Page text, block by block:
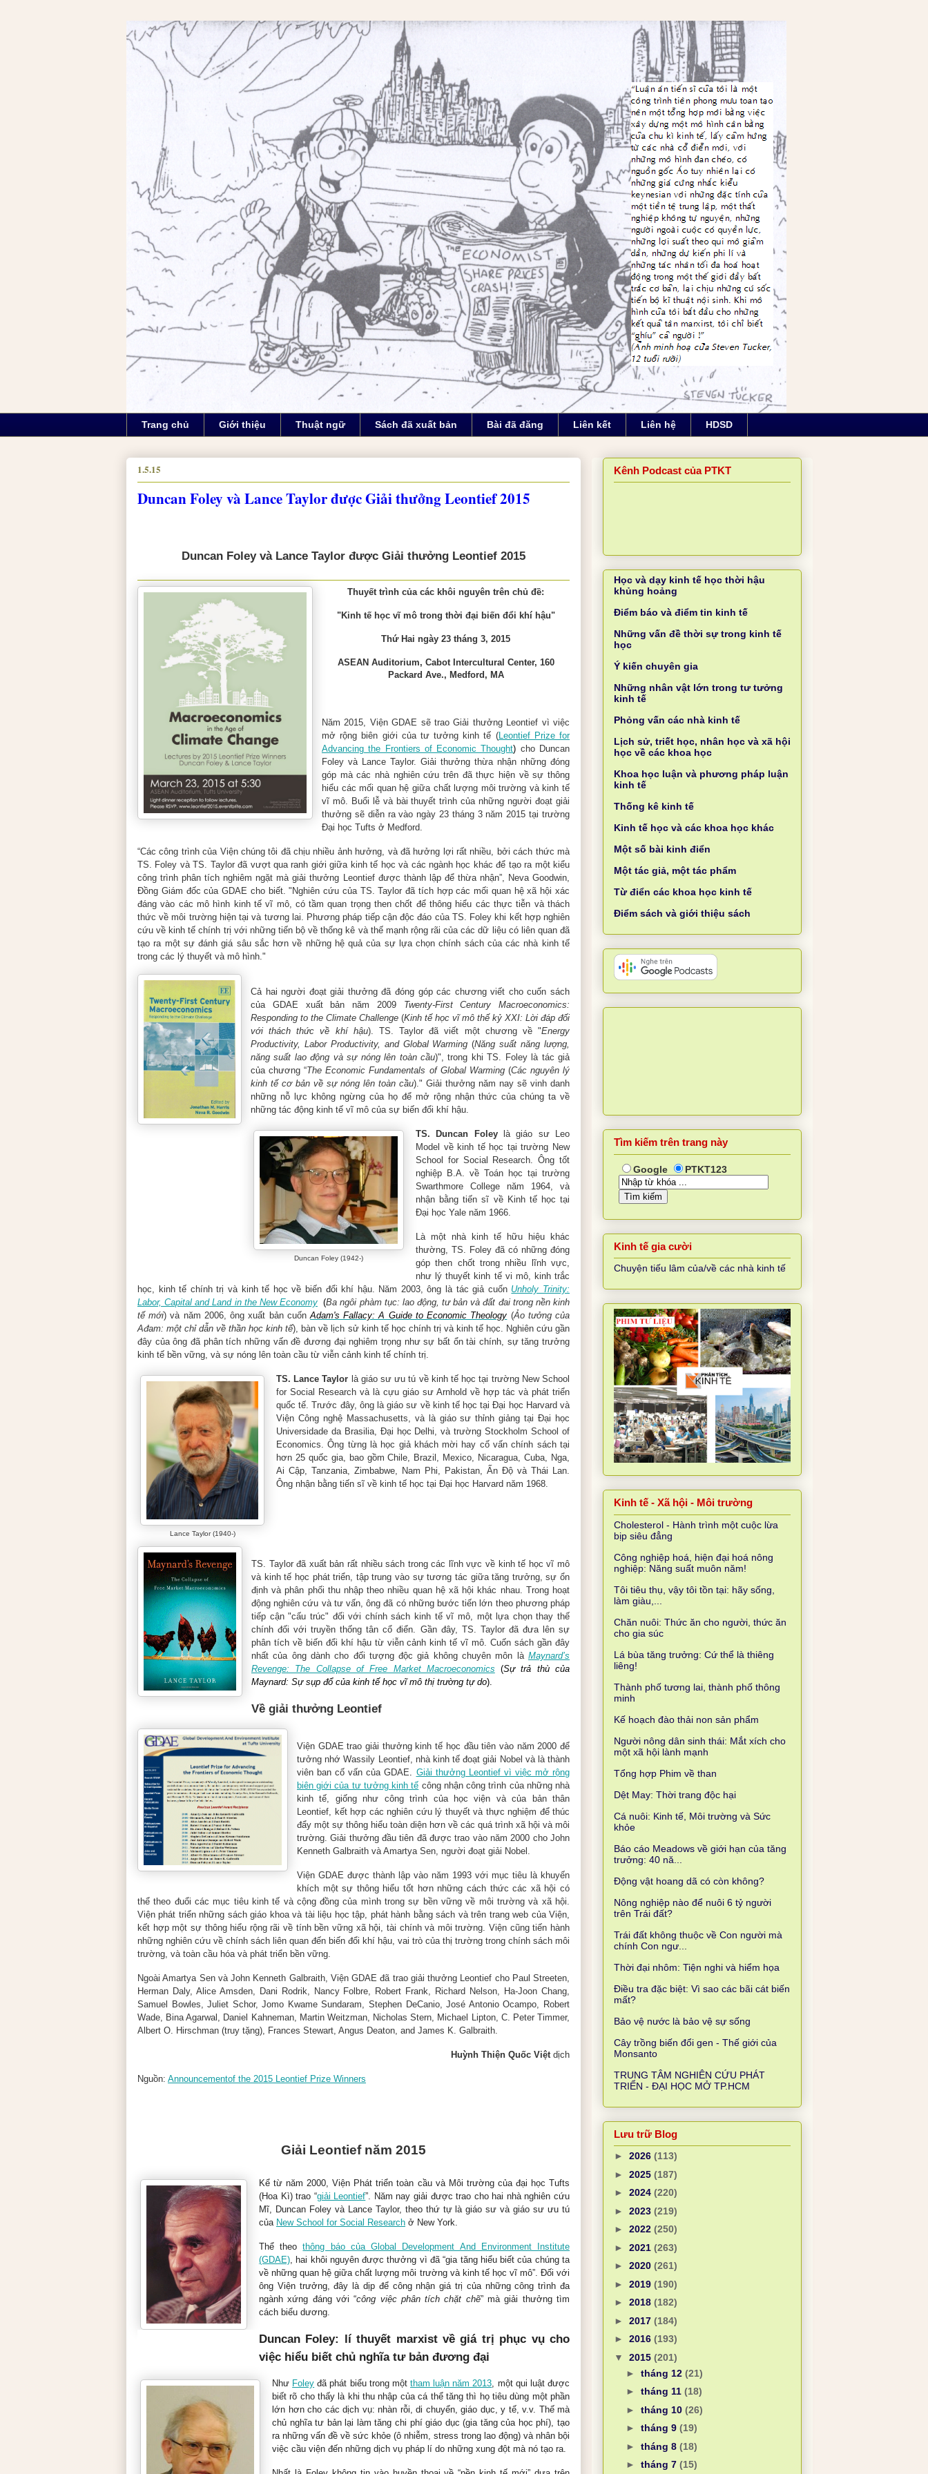
Trang chủ Giới thiệu Thuật ngữ Sách đã xuất bản Bài đã đăng Liên kết Liên hệ HDSD
1.5.15
Duncan Foley và Lance Taylor được Giải thưởng Leontief 2015
Duncan Foley và Lance Taylor được Giải thưởng Leontief 2015
Thuyết trình của các khôi nguyên trên chủ đề:
"Kinh tế học vĩ mô trong thời đại biến đổi khí hậu"
Thứ Hai ngày 23 tháng 3, 2015
ASEAN Auditorium, Cabot Intercultural Center, 160
Packard Ave., Medford, MA
Năm 2015, Viện GDAE sẽ trao Giải thưởng Leontief vì việc
mở rộng biên giới của tư tưởng kinh tế (Leontief Prize for
Advancing the Frontiers of Economic Thought) cho Duncan
Foley và Lance Taylor. Giải thưởng thừa nhận những đóng
góp mà các nhà nghiên cứu trên đã thực hiện về sự thông
hiểu các mối quan hệ giữa chất lượng môi trường và kinh tế
vĩ mô. Buổi lễ và bài thuyết trình của những người đoạt giải
thưởng sẽ diễn ra vào ngày 23 tháng 3 năm 2015 tại trường
Đại học Tufts ở Medford.
“Các công trình của Viện chúng tôi đã chịu nhiều ảnh hưởng, và đã hưởng lợi rất nhiều, bởi cách thức mà
TS. Foley và TS. Taylor đã vượt qua ranh giới giữa kinh tế học và các ngành học khác để tạo ra một kiểu
công trình phân tích nghiêm ngặt mà giải thưởng Leontief được thành lập để thừa nhận”, Neva Goodwin,
Đồng Giám đốc của GDAE cho biết. "Nghiên cứu của TS. Taylor đã tích hợp các mối quan hệ xã hội xác
đáng vào các mô hình kinh tế vĩ mô, có tầm quan trọng then chốt để thông hiểu các thực tiễn và thách
thức về môi trường hiện tại và tương lai. Phương pháp tiếp cận độc đáo của TS. Foley khi kết hợp nghiên
cứu về kinh tế chính trị với những tiến bộ về thống kê và thế mạnh rộng rãi của các dữ liệu có liên quan đã
tạo ra một sự đánh giá sâu sắc hơn về những hệ quả của sự lựa chọn chính sách của các nhà kinh tế
trong các lý thuyết và mô hình."
Cả hai người đoạt giải thưởng đã đóng góp các chương viết cho cuốn sách
của GDAE xuất bản năm 2009 Twenty-First Century Macroeconomics:
Responding to the Climate Challenge (Kinh tế học vĩ mô thế kỷ XXI: Lời đáp đối
với thách thức về khí hậu). TS. Taylor đã viết một chương về "Energy
Productivity, Labor Productivity, and Global Warming (Năng suất năng lượng,
năng suất lao động và sự nóng lên toàn cầu)", trong khi TS. Foley là tác giả
của chương “The Economic Fundamentals of Global Warming(Các nguyên lý
kinh tế cơ bản về sự nóng lên toàn cầu)." Giải thưởng năm nay sẽ vinh danh
những nỗ lực không ngừng của họ để mở rộng nhận thức của chúng ta về
những tác động kinh tế vĩ mô của sự biến đổi khí hậu.
Duncan Foley (1942-)
TS. Duncan Foleylà giáo sư Leo
Model về kinh tế học tại trường New
School for Social Research. Ông tốt
nghiệp B.A. về Toán học tại trường
Swarthmore College năm 1964, và
nhận bằng tiến sĩ về Kinh tế học tại
Đại học Yale năm 1966.
Là một nhà kinh tế hữu hiệu khác
thường, TS. Foley đã có những đóng
góp then chốt trong nhiều lĩnh vực,
như lý thuyết kinh tế vi mô, kinh trắc
học, kinh tế chính trị và kinh tế học về biến đổi khí hậu. Năm 2003, ông là tác giả cuốn Unholy Trinity:
Labor, Capital and Land in the New Economy(Ba ngôi phàm tục: lao động, tư bản và đất đai trong nền kinh
tế mới) và năm 2006, ông xuất bản cuốnAdam's Fallacy: A Guide to Economic Theology (Ảo tưởng của
Ađam: một chỉ dẫn về thần học kinh tế), bàn về lịch sử kinh tế học chính trị và kinh tế học. Nghiên cứu gần
đây của ông đã phân tích những vấn đề đương đại nghiêm trọng như sự bất ổn tài chính, sự tăng trưởng
kinh tế bền vững, và sự nóng lên toàn cầu từ viễn cảnh kinh tế chính trị.
Lance Taylor (1940-)
TS. Lance Taylor là giáo sư ưu tú về kinh tế học tại trường New School
for Social Research và là cựu giáo sư Arnhold về hợp tác và phát triển
quốc tế. Trước đây, ông là giáo sư về kinh tế học tại Đại học Harvard và
Viện Công nghệ Massachusetts, và là giáo sư thỉnh giảng tại Đại học
Universidade da Brasilia, Đại học Delhi, và trường Stockholm School of
Economics. Ông từng là học giả khách mời hay cố vấn chính sách tại
hơn 25 quốc gia, bao gồm Chile, Brazil, Mexico, Nicaragua, Cuba, Nga,
Ai Cập, Tanzania, Zimbabwe, Nam Phi, Pakistan, Ấn Độ và Thái Lan.
Ông nhận bằng tiến sĩ về kinh tế học tại Đại học Harvard năm 1968.
TS. Taylor đã xuất bản rất nhiều sách trong các lĩnh vực về kinh tế học vĩ mô
và kinh tế học phát triển, tập trung vào sự tương tác giữa tăng trưởng, sự ổn
định và phân phối thu nhập theo nhiều quan hệ xã hội khác nhau. Trong hoạt
động nghiên cứu và tư vấn, ông đã có những bước tiến lớn theo phương pháp
tiếp cận "cấu trúc" đối với chính sách kinh tế vĩ mô, một lựa chọn thay thế
chính đối với truyền thống tân cổ điển. Gần đây, TS. Taylor đã đưa lên sự
phân tích về biến đổi khí hậu từ viễn cảnh kinh tế vĩ mô. Cuốn sách gần đây
nhất của ông dành cho đối tượng độc giả không chuyên môn là Maynard’s
Revenge: The Collapse of Free Market Macroeconomics (Sự trả thù của
Maynard: Sự sụp đổ của kinh tế học vĩ mô thị trường tự do).
Về giải thưởng Leontief
Viện GDAE trao giải thưởng kinh tế học đầu tiên vào năm 2000 để
tưởng nhớ Wassily Leontief, nhà kinh tế đoạt giải Nobel và là thành
viên ban cố vấn của GDAE
Giải thưởng Leontief vì việc mở rộng
biên giới của tư tưởng kinh tế công nhận công trình của những nhà
kinh tế, giống như công trình của học viện và của bản thân
Leontief, kết hợp các nghiên cứu lý thuyết và thực nghiệm để thúc
đẩy một sự thông hiểu toàn diện hơn về các quá trình xã hội và môi
trường. Giải thưởng đầu tiên đã được trao vào năm 2000 cho John
Kenneth Galbraith và Amartya Sen, người đoạt giải Nobel.
Viện GDAE được thành lập vào năm 1993 với mục tiêu là khuyến
khích một sự thông hiểu tốt hơn những cách thức các xã hội có
thể theo đuổi các mục tiêu kinh tế và cộng đồng của mình trong sự bền vững về môi trường và xã hội.
Viện phát triển những sách giáo khoa và tài liệu học tập, phát hành bằng sách và trên trang web của Viện,
kết hợp một sự thông hiểu rộng rãi về tính bền vững xã hội, tài chính và môi trường. Viện cũng tiến hành
những nghiên cứu về chính sách liên quan đến biến đổi khí hậu, vai trò của thị trường trong chính sách môi
trường, và toàn cầu hóa và phát triển bền vững.
Ngoài Amartya Sen và John Kenneth Galbraith, Viện GDAE đã trao giải thưởng Leontief cho Paul Streeten,
Herman Daly, Alice Amsden, Dani Rodrik, Nancy Folbre, Robert Frank, Richard Nelson, Ha-Joon Chang,
Samuel Bowles, Juliet Schor, Jomo Kwame Sundaram, Stephen DeCanio, José Antonio Ocampo, Robert
Wade, Bina Agarwal, Daniel Kahneman, Martin Weitzman, Nicholas Stern, Michael Lipton, C. Peter Timmer,
Albert O. Hirschman (truy tặng), Frances Stewart, Angus Deaton, and James K. Galbraith.
Huỳnh Thiện Quốc Việt dịch
Nguồn: Announcementof the 2015 Leontief Prize Winners
Giải Leontief năm 2015
Kể từ năm 2000, Viện Phát triển toàn cầu và Môi trường của đại học Tufts
(Hoa Kì) trao “giải Leontief”. Năm nay giải được trao cho hai nhà nghiên cứu
Mĩ, Duncan Foley và Lance Taylor, theo thứ tự là giáo sư và giáo sư ưu tú
của New School for Social Research ở New York.
Thể theothông báo của Global Development And Environment Institute
(GDAE), hai khôi nguyên được thưởng vì đã “gia tăng hiểu biết của chúng ta
về những quan hệ giữa chất lượng môi trường và kinh tế học vĩ mô”. Đối với
ông Viện trưởng, đây là dịp để công nhận giá trị của những công trình đa
ngành xứng đáng với “công việc phân tích chặt chẽ” mà giải thưởng tìm
cách biểu dương.
Duncan Foley: lí thuyết marxist về giá trị phục vụ cho
việc hiểu biết chủ nghĩa tư bản đương đại
Như Foley đã phát biểu trong mộttham luận năm 2013, một qui luật được
biết rõ cho thấy là khi thu nhập của cá thể tăng thì họ tiêu dùng một phần
lớn hơn cho các dịch vụ: nhàn rỗi, di chuyển, giáo dục, y tế, v.v. Thế mà
chủ nghĩa tư bản lại làm tăng chi phí giáo dục (gia tăng của học phí), tạo
ra những vấn đề về sức khỏe (ô nhiễm, stress trong lao động) và nhân bội
việc cầu viện đến những dịch vụ pháp lí do những xung đột mà nó tạo ra.
Kênh Podcast của PTKT
Học và dạy kinh tế học thời hậu
khủng hoảng
Điểm báo và điểm tin kinh tế
Những vấn đề thời sự trong kinh tế
học
Ý kiến chuyên gia
Những nhân vật lớn trong tư tưởng
kinh tế
Phỏng vấn các nhà kinh tế
Lịch sử, triết học, nhân học và xã hội
học về các khoa học
Khoa học luận và phương pháp luận
kinh tế
Thống kê kinh tế
Kinh tế học và các khoa học khác
Một số bài kinh điển
Một tác giả, một tác phẩm
Từ điển các khoa học kinh tế
Điểm sách và giới thiệu sách
Tìm kiếm trên trang này
Google PTKT123
Kinh tế gia cười
Chuyện tiếu lâm của/về các nhà kinh tế
Kinh tế - Xã hội - Môi trường
Cholesterol - Hành trình một cuộc lừa
bịp siêu đẳng
Công nghiệp hoá, hiện đại hoá nông
nghiệp: Năng suất muôn năm!
Tôi tiêu thụ, vậy tôi tồn tại: hãy sống,
làm giàu,...
Chăn nuôi: Thức ăn cho người, thức ăn
cho gia súc
Lá bùa tăng trưởng: Cứ thể là thiêng
liêng!
Thành phố tương lai, thành phố thông
minh
Kế hoạch đào thải non sản phẩm
Người nông dân sinh thái: Mắt xích cho
một xã hội lành mạnh
Tổng hợp Phim về than
Dệt May: Thời trang độc hại
Cá nuôi: Kinh tế, Môi trường và Sức
khỏe
Báo cáo Meadows về giới hạn của tăng
trưởng: 40 nă...
Động vật hoang dã có còn không?
Nông nghiệp nào để nuôi 6 tỷ người
trên Trái đất?
Trái đất không thuộc về Con người mà
chính Con ngư...
Thời đại nhôm: Tiện nghi và hiểm họa
Điều tra đặc biệt: Vì sao các bãi cát biến
mất?
Bảo vệ nước là bảo vệ sự sống
Cây trồng biến đổi gen - Thế giới của
Monsanto
TRUNG TÂM NGHIÊN CỨU PHÁT
TRIỂN - ĐẠI HỌC MỞ TP.HCM
Lưu trữ Blog
► 2026 (113)
► 2025 (187)
► 2024 (220)
► 2023 (219)
► 2022 (250)
► 2021 (263)
► 2020 (261)
► 2019 (190)
► 2018 (182)
► 2017 (184)
► 2016 (193)
▼ 2015 (201)
► tháng 12 (21)
► tháng 11 (18)
► tháng 10 (26)
► tháng 9 (19)
► tháng 8 (18)
► tháng 7 (15)